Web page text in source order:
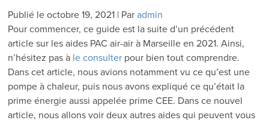
Publié le octobre 19, 2021 | Par admin
Pour commencer, ce guide est la suite d’un précédent
article sur les aides PAC air-air à Marseille en 2021. Ainsi,
n’hésitez pas à le consulter pour bien tout comprendre.
Dans cet article, nous avions notamment vu ce qu’est une
pompe à chaleur, puis nous avons expliqué ce qu’était la
prime énergie aussi appelée prime CEE. Dans ce nouvel
article, nous allons voir deux autres aides qui peuvent vous